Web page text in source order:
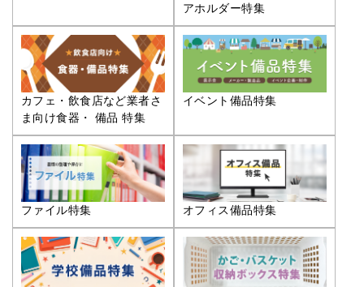
アホルダー特集
カフェ・飲食店など業者さ
ま向け食器・ 備品 特集
イベント備品特集
ファイル特集 オフィス備品特集